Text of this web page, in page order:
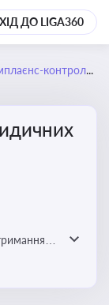
ДО LIGA360
контроль юридичних осіб: кейси